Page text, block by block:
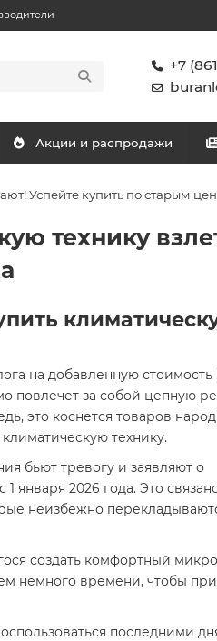
+7
Акции и распродажи
Успейте купить по старым
технику
на добавленную
повлечет за собой цепную
это коснется товаров
технику.
бьют тревогу и заявляют о
января 2026 года. Это
неизбежно
создать комфортный
немного времени, чтобы
последними